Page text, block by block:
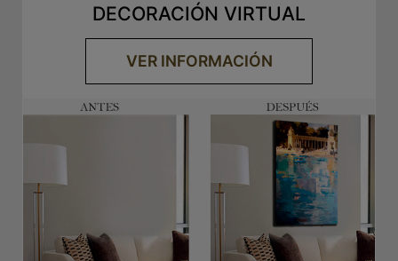
DECORACIÓN VIRTUAL
VER INFORMACIÓN